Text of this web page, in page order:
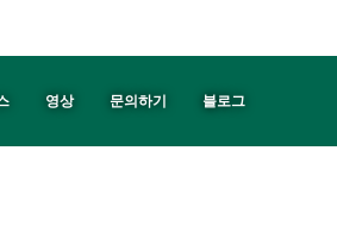
영상 문의하기 블로그